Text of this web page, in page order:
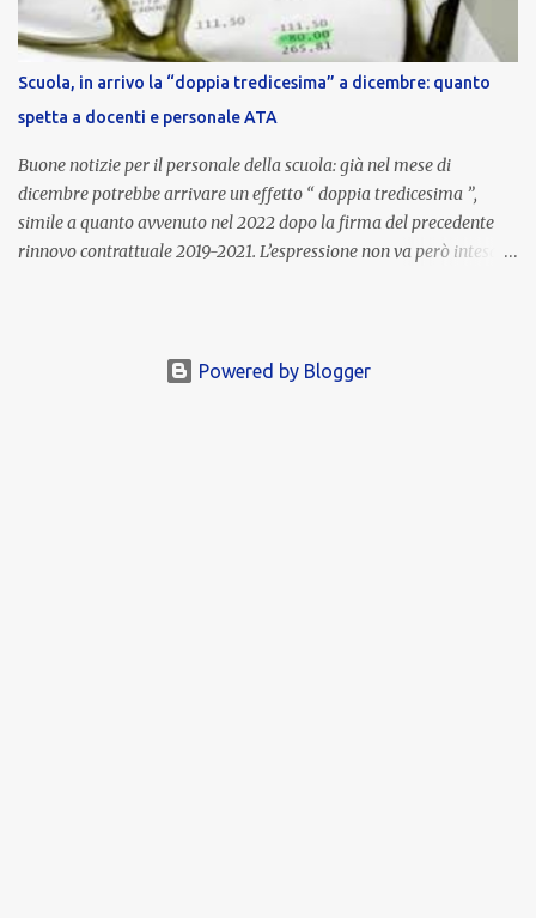
raggiungimento degli obiettivi fissati dal Ministero dell’Istruzione
e del Merito (MIM) . Per l’anno scolastico 2023/2024, il MIM ha
completato la procedura di valutazione e trasmesso i dati a NoiPA,
che ha poi disposto la liquidazione automatica in busta paga . Gli
importi e le trattenute L’importo medio lordo riconosciuto è di 6....
Scuola, in arrivo la “doppia tredicesima” a dicembre: quanto
spetta a docenti e personale ATA
Buone notizie per il personale della scuola: già nel mese di
dicembre potrebbe arrivare un effetto “ doppia tredicesima ”,
simile a quanto avvenuto nel 2022 dopo la firma del precedente
rinnovo contrattuale 2019-2021. L’espressione non va però intesa in
un’integrazione straordinaria che, pur non raggiungendo l’importo
Powered by Blogger